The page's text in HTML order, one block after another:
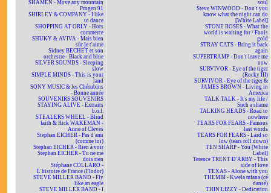
SHAMEN - Move any mountain
Progen 91
SHIRLEY & COMPANY - I like
to dance
SHOPPING AT ORLY - Hors
commerce
SHUKY & AVIVA - Mais bien
sûr je t'aime
Sidney BECHET et son
orchestre - Black and blue
SILVER SOUNDS - Sleeping
slow
SIMPLE MINDS - This is your
land
SONY MUSIC & les Chérubins
- Bonne année
SOUVENIRS SOUVENIRS
STAYING ALIVE - Extraits
b.o.f.
STEALERS WHEEL - Blind
faith & Rick WAKEMAN -
Anne of Cleves
Stephan EICHER - Pas d'ami
(comme toi)
Stephan EICHER - Rien à voir
Stephan EICHER - Tu ne me
dois rien
Stéphane COLLARO -
L'histoire de France (Flodor)
STEVE MILLER BAND - Fly
like an eagle
STEVE MILLER BAND - I
soul
Steve WINWOOD - Don't you
know what the night can do
[White Label]
STONE ROSES - What the
world is waiting for / Fools
gold
STRAY CATS - Bring it back
again
SUPERTRAMP - Don't leave me
now
SURVIVOR - Eye of the tiger
(Rocky III)
SURVIVOR - Eye of the tiger &
JAMES BROWN - Living in
America
TALK TALK - It's my life /
Such a shame
TALKING HEADS - Road to
nowhere
TEARS FOR FEARS - Famous
last words
TEARS FOR FEARS - Laid so
low (tears roll down)
TEN SHARP - You [White
Label]
Terence TRENT D'ARBY - This
side of love
TEXAS - Alone with you
THEMBI - Kwela mfana (cé
dansé)
THIN LIZZY - Dedication